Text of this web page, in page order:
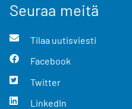
Seuraa meitä
Tilaa uutisviesti
Facebook
Twitter
LinkedIn